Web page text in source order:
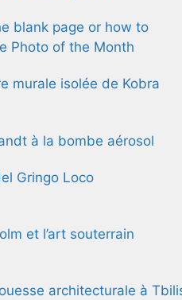
blank page or how to
Photo of the Month
murale isolée de Kobra
à la bombe aérosol
Gringo Loco
et l’art souterrain
architecturale à